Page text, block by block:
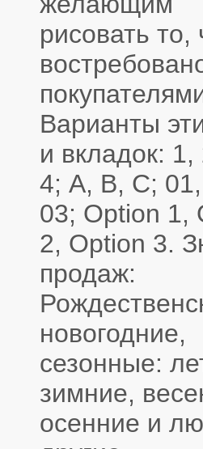
рисовать то,
Варианты
и вкладок: 1,
4; A, B, C;
03; Option 1,
2, Option 3.
продаж:
новогодние,
сезонные:
зимние,
осенние и